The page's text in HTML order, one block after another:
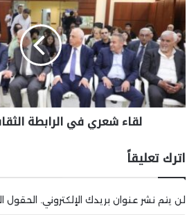
لقاء شعري في الرابطة
اترك تعليقاً
لن يتم نشر عنوان بريدك الإلكتروني. الحقول